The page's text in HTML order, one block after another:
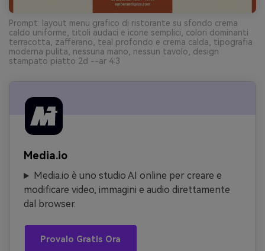
Prompt: layout menu grafico di ristorante su sfondo crema
caldo uniforme, titoli audaci e icone semplici, colori dominanti
terracotta, zafferano, teal profondo e crema calda, tipografia
moderna pulita, nessuna mano, nessun tavolo, design
stampato piatto 2d --ar 4:3
Media.io
Media.io è uno studio AI online per creare e
modificare video, immagini e audio direttamente
dal browser.
Provalo Gratis Ora